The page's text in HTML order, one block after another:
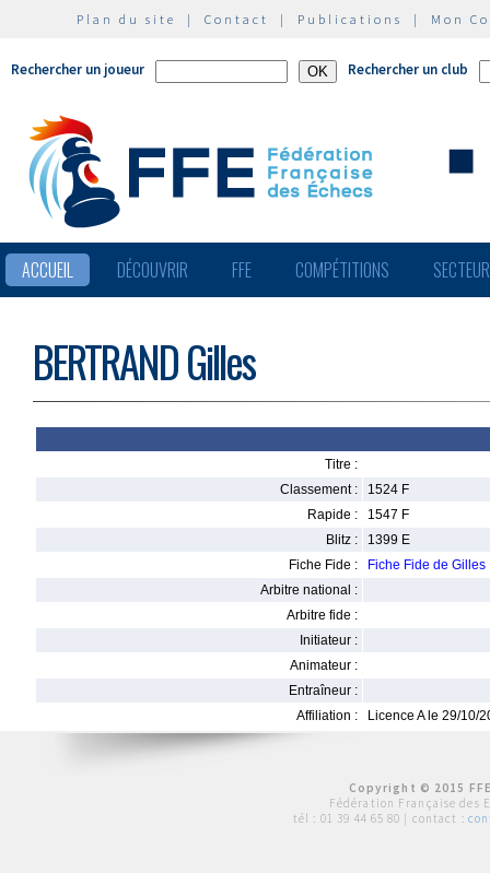
Plan du site | Contact | Publications | Mon
Rechercher un joueur Rechercher un club
ACCUEIL DÉCOUVRIR FFE COMPÉTITIONS
BERTRAND Gilles
Titre :
Classement :
1524 F
Rapide :
1547 F
Blitz :
1399 E
Fiche Fide :
Fiche Fide de Gilles
Arbitre national :
Arbitre fide :
Initiateur :
Animateur :
Entraîneur :
Affiliation :
Licence A le 29/10/
Copyright © 2015
Fédération Française des
tél : 01 39 44 65 80 | contact :